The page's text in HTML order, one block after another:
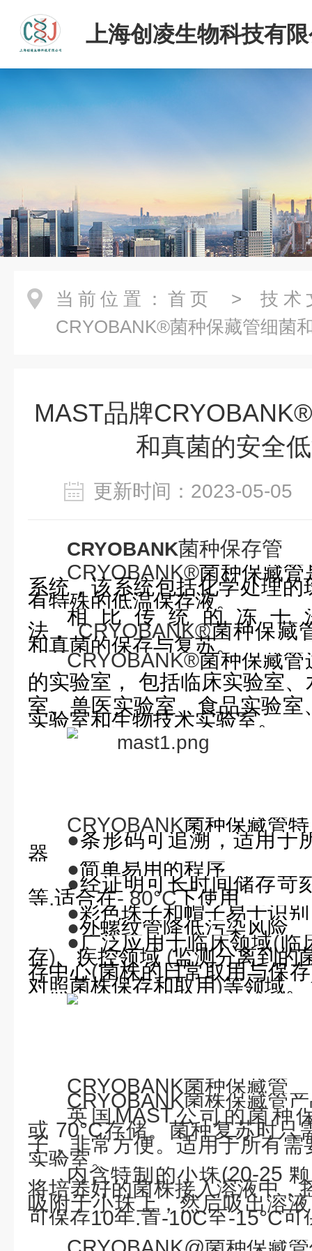
上海创凌生物科技有
当前位置： 首页 > 技术
CRYOBANK®菌种保藏管细菌
MAST品牌
和真菌的安全
更新时间：2023-05-
CRYOBANK菌种保存管
CRYOBANK®菌种保藏管
系统，该系统包括化学处理
有特殊的低温保存液。
相比传统的冻干
法，CRYOBANK®菌种保藏
和真菌的保存与复苏。
CRYOBANK®菌种保藏管
的实验室，
包括临床实验室
室、兽医实验室、食品实验
实验室和生物技术实验室。
CRYOBANK菌种保藏管
●条形码可追溯，适用于
器
●简单易用的程序
●经证明可长时间储存苛
等,适合在- 80°C下使用
●彩色珠子和帽子易于识别
●外螺纹管降低污染风险
●广泛应用于临床领域(临
存)、疾控领域 (监测分离到的
存中心(菌株的日常取用与保存
对照菌株保存和取用)等领域。
CRYOBANK菌种保藏管
CRYOBANK菌株保藏管
英国MAST公司的菌种
或 70°C存储。菌种复苏时只
子，非常方便。适用于所有
实验室。
内含特制的小珠(20-25 颗
将培养好的菌株接入溶液中，
吸附于小珠上，然后吸出溶
可保存10年,置-10C至-15°C可